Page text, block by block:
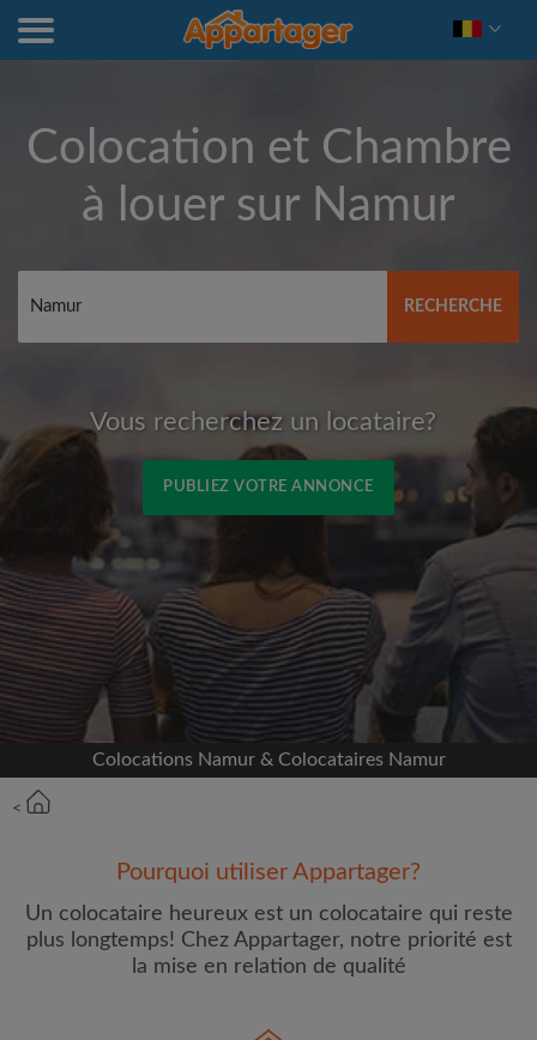
Colocation et Chambre
à louer sur Namur
RECHERCHE
Vous recherchez un locataire?
PUBLIEZ VOTRE ANNONCE
Nous ne publierons jamais sur votre page sans
votre accord
OU
Loyer max par mois (€)
Colocations Namur & Colocataires Namur
<
Pourquoi utiliser Appartager?
Un colocataire heureux est un colocataire qui reste
plus longtemps! Chez Appartager, notre priorité est
la mise en relation de qualité